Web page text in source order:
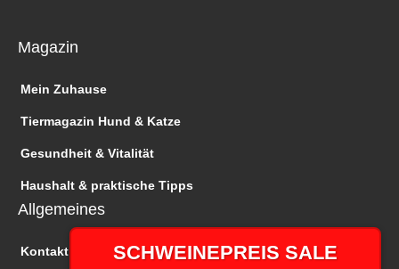
Magazin
Mein Zuhause
Tiermagazin Hund & Katze
Gesundheit & Vitalität
Haushalt & praktische Tipps
Allgemeines
Kontakt SCHWEINEPREIS SALE